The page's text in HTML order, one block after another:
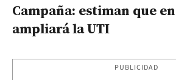
Campaña: estiman que
ampliará la UTI
PUBLICIDAD